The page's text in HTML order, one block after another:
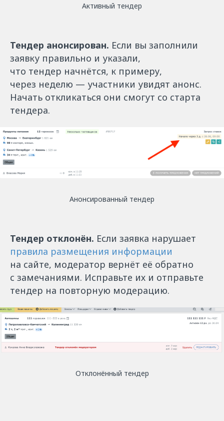
Активный тендер
Тендер анонсирован. Если вы заполнили
заявку правильно и указали,
что тендер начнётся, к примеру,
через неделю — участники увидят анонс.
Начать откликаться они смогут со старта
тендера.
Анонсированный тендер
Тендер отклонён. Если заявка нарушает
правила размещения информации
на сайте, модератор вернёт её обратно
с замечаниями. Исправьте их и отправьте
тендер на повторную модерацию.
Отклонённый тендер